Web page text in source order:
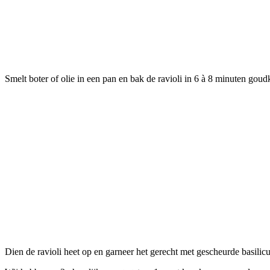
Smelt boter of olie in een pan en bak de ravioli in 6 à 8 minuten
Dien de ravioli heet op en garneer het gerecht met gescheurde